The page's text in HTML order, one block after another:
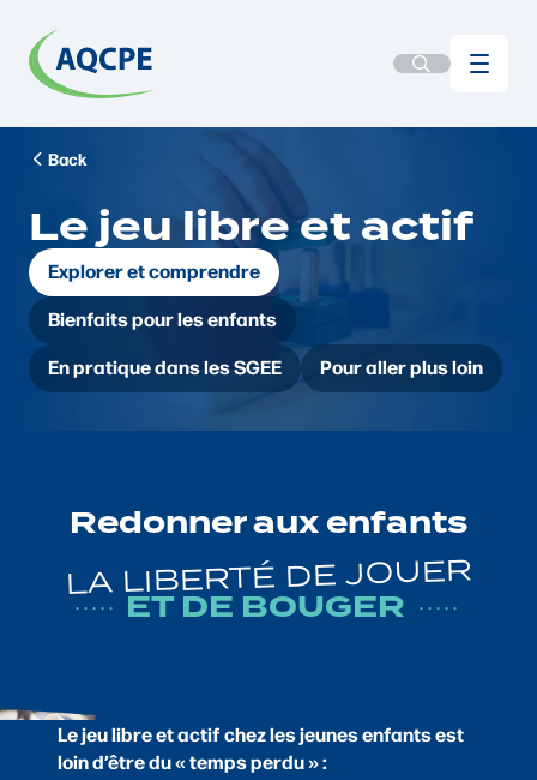
Back
Le jeu libre et actif
Explorer et comprendre
Bienfaits pour les enfants
En pratique dans les SGEE
Pour aller plus loin
Redonner aux enfants
LA LIBERTÉ DE JOUER
····· ET DE BOUGER ·····
Le jeu libre et actif chez les jeunes enfants est
loin d’être du « temps perdu » :